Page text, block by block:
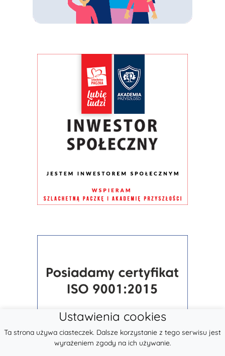
Ustawienia cookies
Ta strona używa ciasteczek. Dalsze korzystanie z tego serwisu jest
wyrażeniem zgody na ich używanie.